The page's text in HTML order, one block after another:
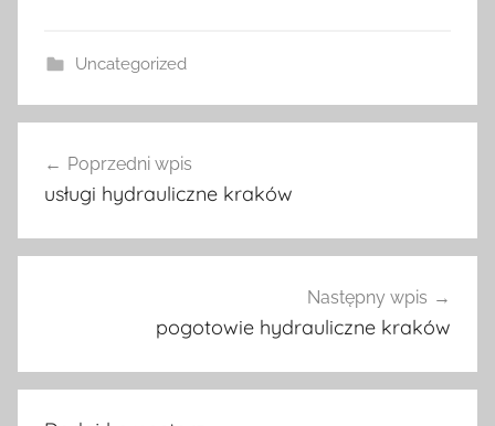
Uncategorized
wpisu
Poprzedni wpis
usługi hydrauliczne kraków
Następny wpis
pogotowie hydrauliczne kraków